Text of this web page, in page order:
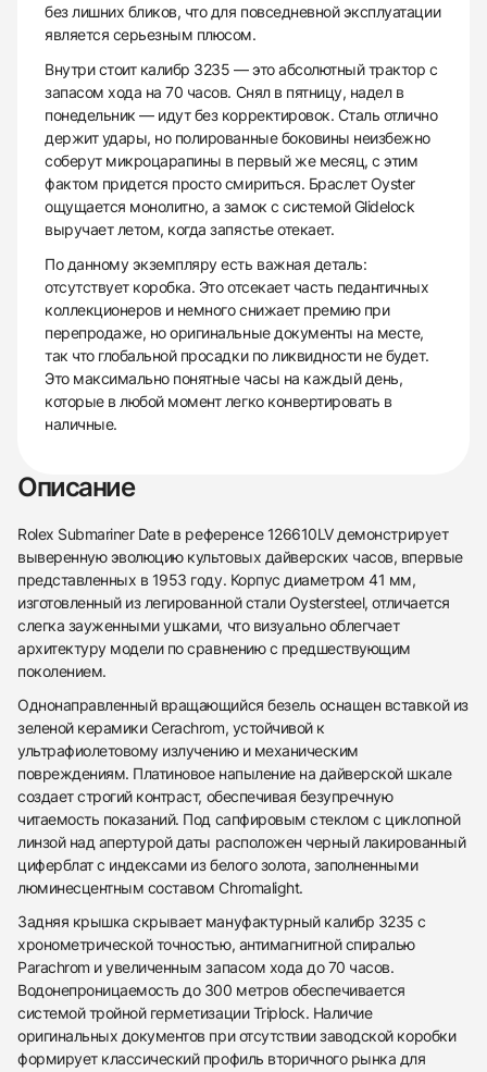
438
285
145
142
205
204
195
150
6
без лишних бликов, что для повседневной эксплуатации
является серьезным плюсом.
Внутри стоит калибр 3235 — это абсолютный трактор с
запасом хода на 70 часов. Снял в пятницу, надел в
понедельник — идут без корректировок. Сталь отлично
держит удары, но полированные боковины неизбежно
соберут микроцарапины в первый же месяц, с этим
фактом придется просто смириться. Браслет Oyster
ощущается монолитно, а замок с системой Glidelock
выручает летом, когда запястье отекает.
По данному экземпляру есть важная деталь:
отсутствует коробка. Это отсекает часть педантичных
коллекционеров и немного снижает премию при
перепродаже, но оригинальные документы на месте,
так что глобальной просадки по ликвидности не будет.
Это максимально понятные часы на каждый день,
которые в любой момент легко конвертировать в
наличные.
Описание
Rolex Submariner Date в референсе 126610LV демонстрирует
выверенную эволюцию культовых дайверских часов, впервые
представленных в 1953 году. Корпус диаметром 41 мм,
изготовленный из легированной стали Oystersteel, отличается
слегка зауженными ушками, что визуально облегчает
архитектуру модели по сравнению с предшествующим
поколением.
Однонаправленный вращающийся безель оснащен вставкой из
зеленой керамики Cerachrom, устойчивой к
ультрафиолетовому излучению и механическим
повреждениям. Платиновое напыление на дайверской шкале
создает строгий контраст, обеспечивая безупречную
читаемость показаний. Под сапфировым стеклом с циклопной
линзой над апертурой даты расположен черный лакированный
циферблат с индексами из белого золота, заполненными
люминесцентным составом Chromalight.
Задняя крышка скрывает мануфактурный калибр 3235 с
хронометрической точностью, антимагнитной спиралью
Parachrom и увеличенным запасом хода до 70 часов.
Водонепроницаемость до 300 метров обеспечивается
системой тройной герметизации Triplock. Наличие
оригинальных документов при отсутствии заводской коробки
формирует классический профиль вторичного рынка для